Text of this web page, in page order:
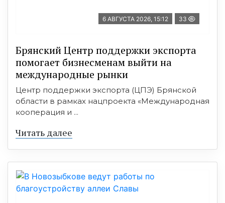
6 АВГУСТА 2026, 15:12 33
Брянский Центр поддержки экспорта
помогает бизнесменам выйти на
международные рынки
Центр поддержки экспорта (ЦПЭ) Брянской
области в рамках нацпроекта «Международная
кооперация и ...
Читать далее